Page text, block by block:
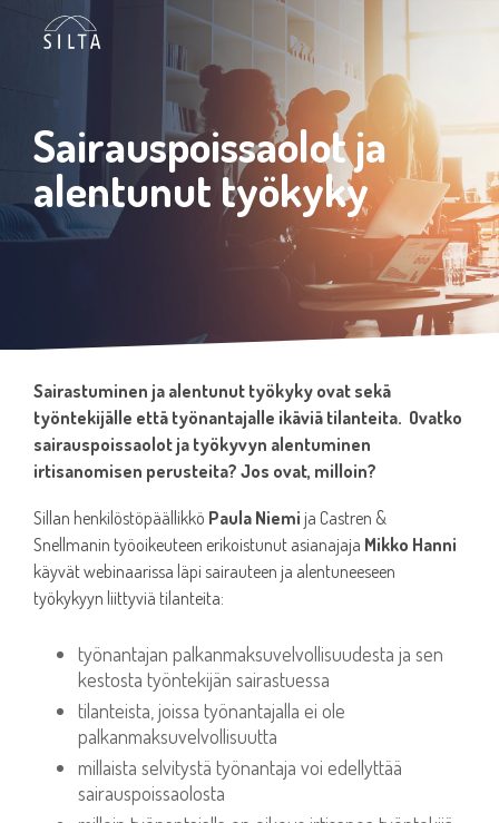
sisältöön.
Sairauspoissaolot ja
alentunut työkyky
Sairastuminen ja alentunut työkyky ovat sekä
työntekijälle että työnantajalle ikäviä tilanteita. Ovatko
sairauspoissaolot ja työkyvyn alentuminen
irtisanomisen perusteita? Jos ovat, milloin?
Sillan henkilöstöpäällikkö Paula Niemi ja Castren &
Snellmanin työoikeuteen erikoistunut asianajaja Mikko Hanni
käyvät webinaarissa läpi sairauteen ja alentuneeseen
työkykyyn liittyviä tilanteita:
työnantajan palkanmaksuvelvollisuudesta ja sen
kestosta työntekijän sairastuessa
tilanteista, joissa työnantajalla ei ole
palkanmaksuvelvollisuutta
millaista selvitystä työnantaja voi edellyttää
sairauspoissaolosta